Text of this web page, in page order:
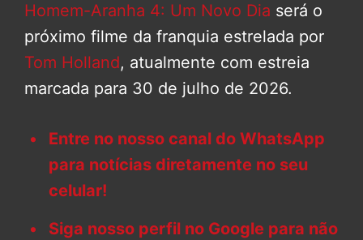
Homem-Aranha 4: Um Novo Dia será o
próximo filme da franquia estrelada por
Tom Holland, atualmente com estreia
marcada para 30 de julho de 2026.
Entre no nosso canal do WhatsApp
para notícias diretamente no seu
celular!
Siga nosso perfil no Google para não